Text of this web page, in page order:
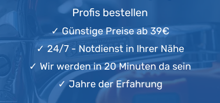
Profis bestellen
✓Günstige Preise ab 39€
✓ 24/7 - Notdienst in Ihrer Nähe
✓ Wir werden in 20 Minuten da sein
✓Jahre der Erfahrung